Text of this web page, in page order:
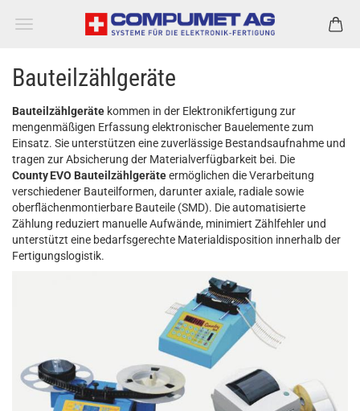
Bauteilzählgeräte
Bauteilzählgeräte kommen in der Elektronikfertigung zur
mengenmäßigen Erfassung elektronischer Bauelemente zum
Einsatz. Sie unterstützen eine zuverlässige Bestandsaufnahme und
tragen zur Absicherung der Materialverfügbarkeit bei. Die
County EVO Bauteilzählgeräteermöglichen die Verarbeitung
verschiedener Bauteilformen, darunter axiale, radiale sowie
oberflächenmontierbare Bauteile (SMD). Die automatisierte
Zählung reduziert manuelle Aufwände, minimiert Zählfehler und
unterstützt eine bedarfsgerechte Materialdisposition innerhalb der
Fertigungslogistik.